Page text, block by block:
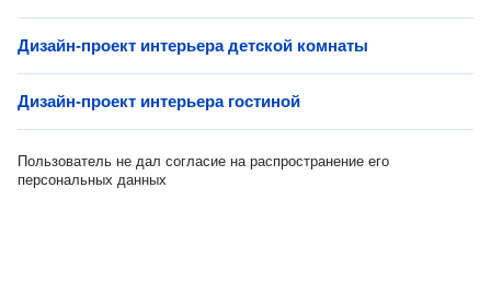
Дизайн-проект интерьера детской комнаты
Дизайн-проект интерьера гостиной
Пользователь не дал согласие на распространение его
персональных данных